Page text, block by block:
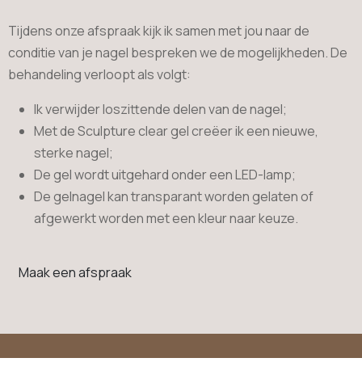
Tijdens onze afspraak kijk ik samen met jou naar de
conditie van je nagel bespreken we de mogelijkheden. De
behandeling verloopt als volgt:
Ik verwijder loszittende delen van de nagel;
Met de Sculpture clear gel creëer ik een nieuwe,
sterke nagel;
De gel wordt uitgehard onder een LED-lamp;
De gelnagel kan transparant worden gelaten of
afgewerkt worden met een kleur naar keuze.
Maak een afspraak